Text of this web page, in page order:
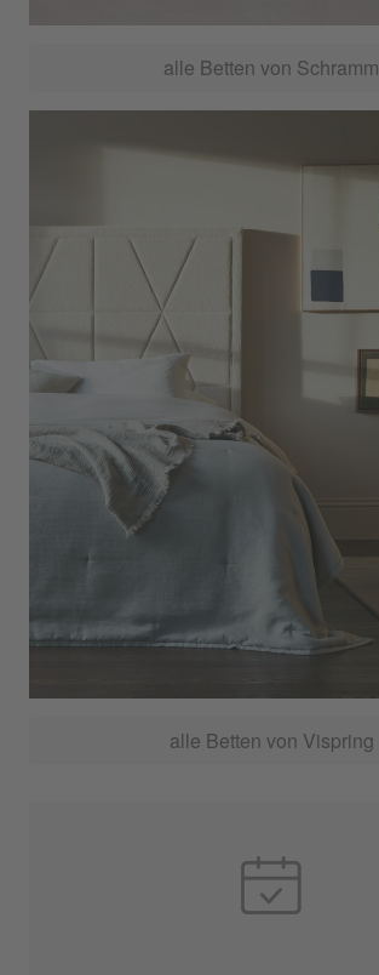
alle Betten von Schramm
alle Betten von Vispring